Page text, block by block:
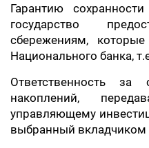
Гарантию
государство
сбережениям,
Национального банка,
Ответственность за
накоплений,
управляющему
выбранный